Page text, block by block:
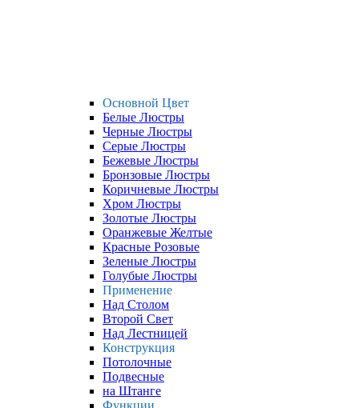
Основной Цвет
Белые Люстры
Черные Люстры
Серые Люстры
Бежевые Люстры
Бронзовые Люстры
Коричневые Люстры
Хром Люстры
Золотые Люстры
Оранжевые Желтые
Красные Розовые
Зеленые Люстры
Голубые Люстры
Применение
Над Столом
Второй Свет
Над Лестницей
Конструкция
Потолочные
Подвесные
на Штанге
Функции